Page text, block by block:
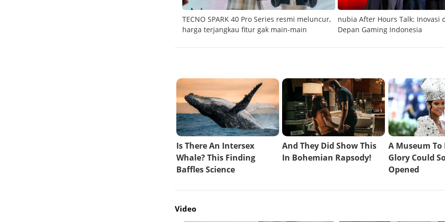
TECNO SPARK 40 Pro Series resmi meluncur,
harga terjangkau fitur gak main-main
nubia After Hours Talk: Inovasi
Depan Gaming Indonesia
Video